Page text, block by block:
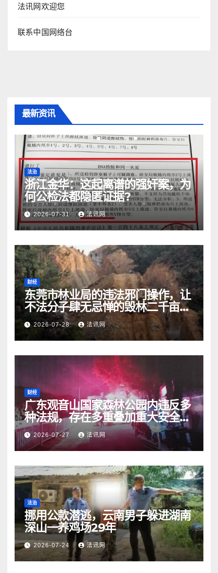
法讯网欢迎您
联系中国网络台
最新资讯
法治
浙江金华：​这起离谱的强奸案，为
何公检法都隐匿证据?
2026-07-31 法讯网
财经
东莞市林业局的违法邪门操作，让
不法分子肆无忌惮的毁林二千亩而
无人受处罚
2026-07-28 法讯网
财经
广东观音山国家森林公园内违反多
种法规，存在多重叠加重大安全风
险2026-07-27 法讯网
法治
挪用公款潜逃，云南男子躲进湖南
深山一养鸡场29年
2026-07-24 法讯网